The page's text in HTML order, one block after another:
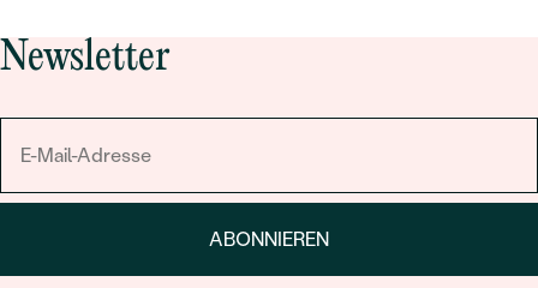
Newsletter
ABONNIEREN